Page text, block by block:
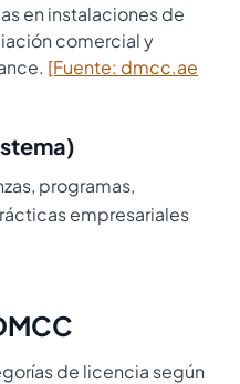
en instalaciones de
comercial y
[Fuente: dmcc.ae
programas,
empresariales
de licencia según